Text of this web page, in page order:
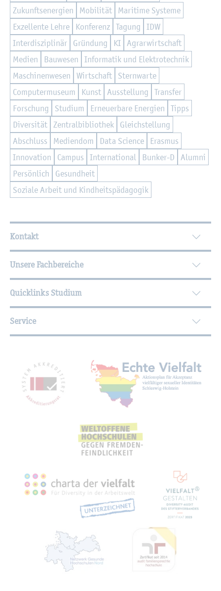
Zu­kunfts­en­er­gi­en
Mo­bi­li­tät
Ma­ri­ti­me Sys­te­me
Ex­zel­len­te Lehre
Kon­fe­renz Ta­gung
IDW
In­ter­dis­zi­pli­när
Grün­dung KI Agrar­wirt­schaft
Me­di­en
Bau­we­sen
In­for­ma­tik und Elek­tro­tech­nik
Ma­schi­nen­we­sen
Wirt­schaft
Stern­war­te
Com­pu­ter­mu­se­um
Kunst Aus­stel­lung
Trans­fer
For­schung
Stu­di­um Er­neu­er­ba­re En­er­gi­en
Tipps
Di­ver­si­tät Zen­tral­bi­blio­thek
Gleich­stel­lung
Ab­schluss
Me­di­en­dom Data Sci­ence
Eras­mus
In­no­va­ti­on
Cam­pus In­ter­na­tio­nal Bun­ker-D
Alum­ni
Per­sön­lich
Ge­sund­heit
So­zia­le Ar­beit und Kind­heits­päd­ago­gik
Wei­ter­füh­ren­de In­for­ma­tio­nen
Kontakt
Unsere Fachbereiche
Quicklinks Studium
Service
Mit­glied­schaf­ten,